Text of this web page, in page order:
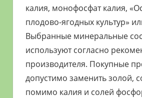
калия, монофосфат калия,
плодово-ягодных культур»
Выбранные минеральные
используют согласно
производителя. Покупные
допустимо заменить золой,
помимо калия и солей